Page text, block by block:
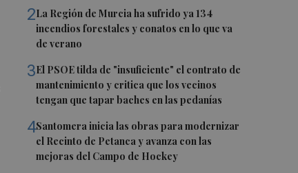
2La Región de Murcia ha sufrido ya 134
incendios forestales y conatos en lo que va
de verano
3El PSOE tilda de "insuficiente" el contrato de
mantenimiento y critica que los vecinos
tengan que tapar baches en las pedanías
4Santomera inicia las obras para modernizar
el Recinto de Petanca y avanza con las
mejoras del Campo de Hockey